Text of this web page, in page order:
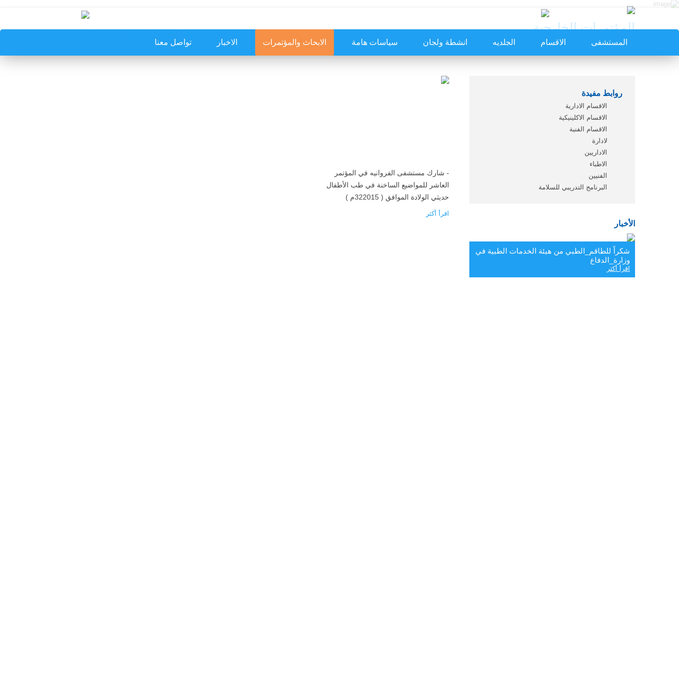
المستشفى الاقسام الجلديه انشطة ولجان سياسات هامة الابحاث والمؤتمرات الاخبار تواصل معنا
المؤتمرات الخارجية
روابط مفيدة
الاقسام الادارية
الاقسام الاكلينيكية
الاقسام الفنية
لادارة
الاداريين
الاطباء
الفنيين
البرنامج التدريبي للسلامة
الأخبار
شكراً للطاقم_الطبي من هيئة الخدمات الطبية في
وزارة_الدفاع
اقرأ أكثر
- شارك مستشفى الفروانيه في المؤتمر
العاشر للمواضيع الساخنة في طب الأطفال
حديثي الولادة الموافق ( 322015م )
اقرأ أكثر